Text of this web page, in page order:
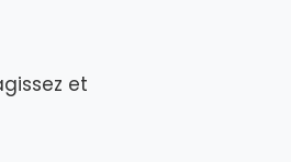
et